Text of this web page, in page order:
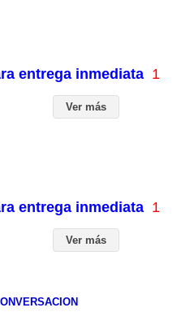
entrega inmediata 1
Ver más
entrega inmediata 1
Ver más